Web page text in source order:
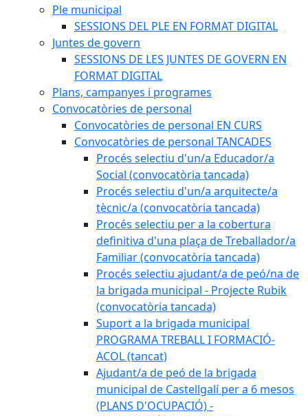
Ple municipal
SESSIONS DEL PLE EN FORMAT DIGITAL
Juntes de govern
SESSIONS DE LES JUNTES DE GOVERN EN
FORMAT DIGITAL
Plans, campanyes i programes
Convocatòries de personal
Convocatòries de personal EN CURS
Convocatòries de personal TANCADES
Procés selectiu d'un/a Educador/a
Social (convocatòria tancada)
Procés selectiu d'un/a arquitecte/a
tècnic/a (convocatòria tancada)
Procés selectiu per a la cobertura
definitiva d'una plaça de Treballador/a
Familiar (convocatòria tancada)
Procés selectiu ajudant/a de peó/na de
la brigada municipal - Projecte Rubik
(convocatòria tancada)
Suport a la brigada municipal
PROGRAMA TREBALL I FORMACIÓ-
ACOL (tancat)
Ajudant/a de peó de la brigada
municipal de Castellgalí per a 6 mesos
(PLANS D'OCUPACIÓ) -